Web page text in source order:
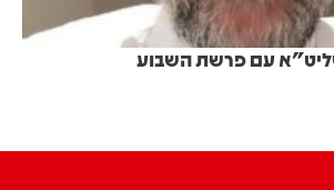
שליט"א עם פרשת השבוע